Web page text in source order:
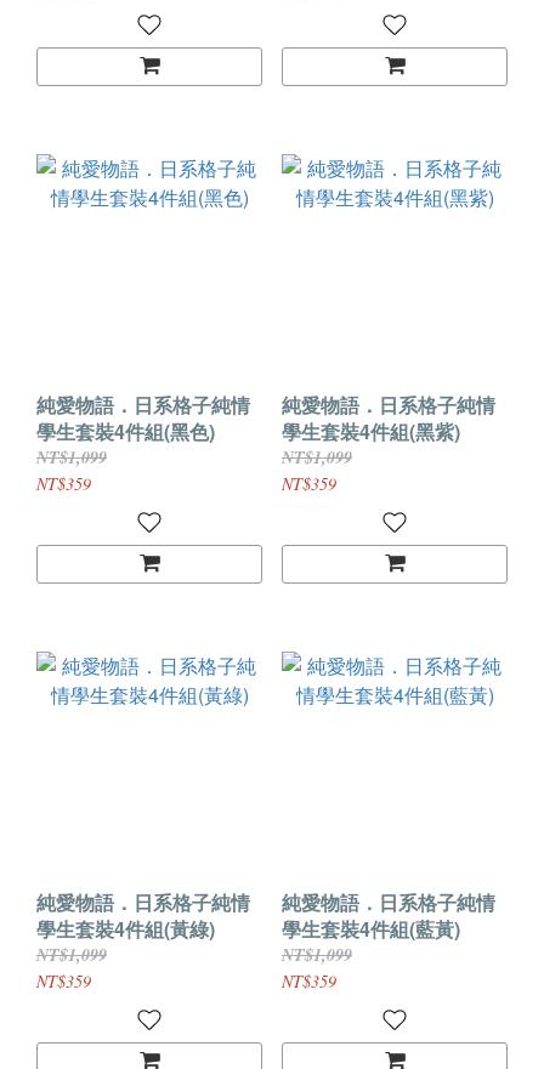
純愛物語．日系格子純情
學生套裝4件組(黑色)
NT$1,099
NT$359
純愛物語．日系格子純情
學生套裝4件組(黑紫)
NT$1,099
NT$359
純愛物語．日系格子純情
學生套裝4件組(黃綠)
NT$1,099
NT$359
純愛物語．日系格子純情
學生套裝4件組(藍黃)
NT$1,099
NT$359